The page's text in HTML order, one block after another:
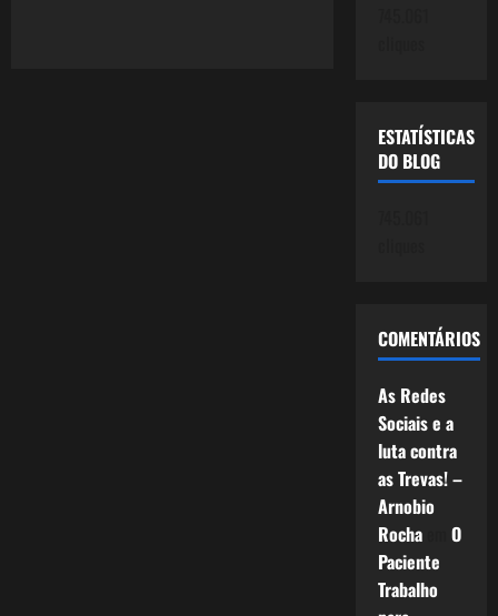
ESTATÍSTICAS
DO BLOG
COMENTÁRIOS
As Redes
Sociais e a
luta contra
as Trevas! –
Arnobio
Rochaem O
Paciente
Trabalho